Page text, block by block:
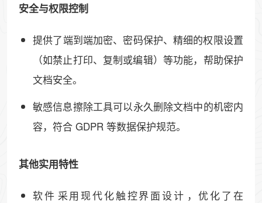
​​安全与权限控制​​
提供了​​端到端加密、密码保护、精细的权限设置​​
（如禁止打印、复制或编辑）等功能，帮助保护
文档安全。​​
敏感信息擦除工具​​可以永久删除文档中的机密内
容，符合 GDPR 等数据保护规范。
​​其他实用特性
软件​​采用现代化触控界面设计​​，优化了在